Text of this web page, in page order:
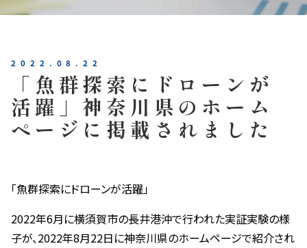
2022.08.22
「魚群探索にドローンが
活躍」神奈川県のホーム
ページに掲載されました
「魚群探索にドローンが活躍」
2022年6月に横須賀市の長井港沖で行われた実証実験の様
子が、2022年8月22日に神奈川県のホームページで紹介され